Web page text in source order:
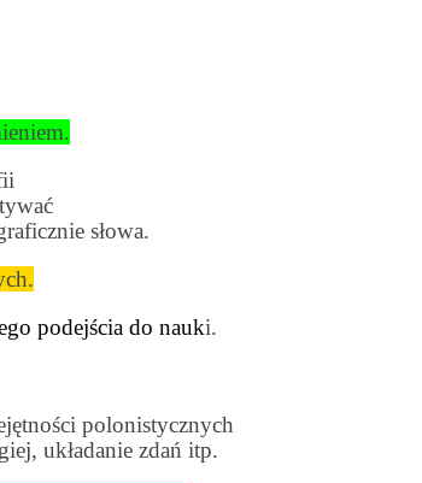
słowa.
podejścia do nauki.
polonistycznych
układanie zdań itp.